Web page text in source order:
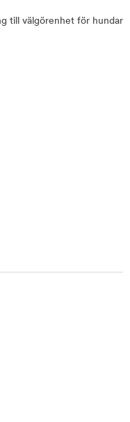
till välgörenhet för hundar